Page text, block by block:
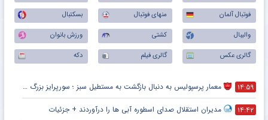
فوتبال آلمان
منهای فوتبال
بسکتبال
والیبال
کشتی
ورزش بانوان
گالری عکس
گالری فیلم دکه
۱۴:۵۹ معمار پرسپولیس به دنبال بازگشت به مستطیل سبز ؛ سورپرایز بزرگ در راه است ؟ + جزئیات
۱۴:۴۲ مدیران استقلال صدای اسطوره آبی ها را درآوردند + جزئیات